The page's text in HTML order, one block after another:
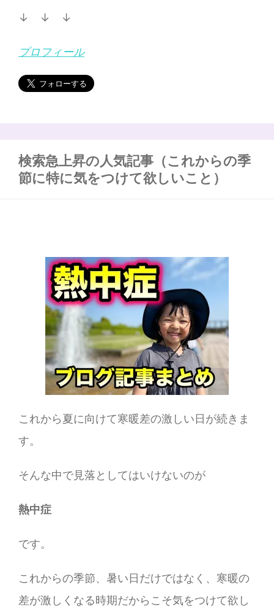
↓ ↓ ↓
プロフィール
検索急上昇の人気記事（これからの季
節に特に気をつけて欲しいこと）
これから夏に向けて寒暖差の激しい日が続きま
す。
そんな中で見落としてはいけないのが
熱中症
です。
これからの季節、暑い日だけではなく、寒暖の
差が激しくなる時期だからこそ気をつけて欲し